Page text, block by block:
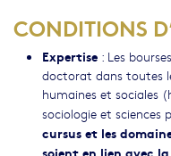
CONDITIONS
Expertise : Les
doctorat dans toutes
humaines et sociales
sociologie et sciences
cursus et les
soient en lien avec